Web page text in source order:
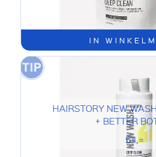
IN
HAIRSTORY NEW
+ BETTER
54,=